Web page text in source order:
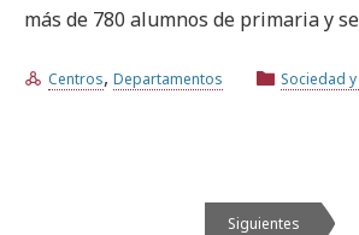
más de 780 alumnos de primaria y
Centros, Departamentos Sociedad
Siguientes